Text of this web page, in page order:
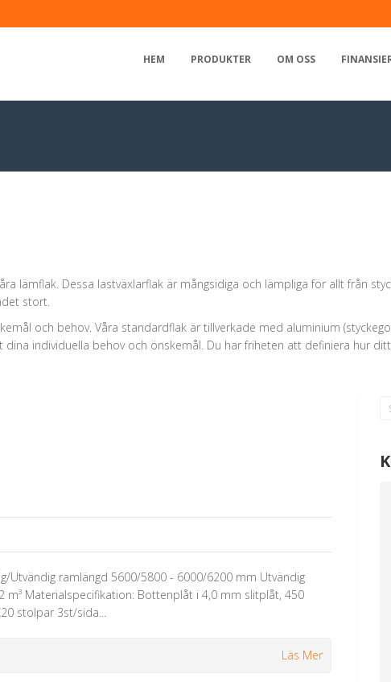
HEM PRODUKTER OM OSS
lämflak. Dessa lastväxlarflak är mångsidiga och lämpliga för allt från
stort.
och behov. Våra standardflak är tillverkade med aluminium
individuella behov och önskemål. Du har friheten att definiera hur
Utvändig ramlängd 5600/5800 - 6000/6200 mm Utvändig
Materialspecifikation: Bottenplåt i 4,0 mm slitplåt, 450
stolpar 3st/sida...
Läs Mer